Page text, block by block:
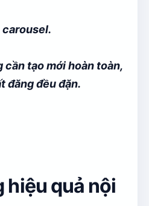
cần tạo mới hoàn toàn,
đăng đều đặn.
hiệu quả nội